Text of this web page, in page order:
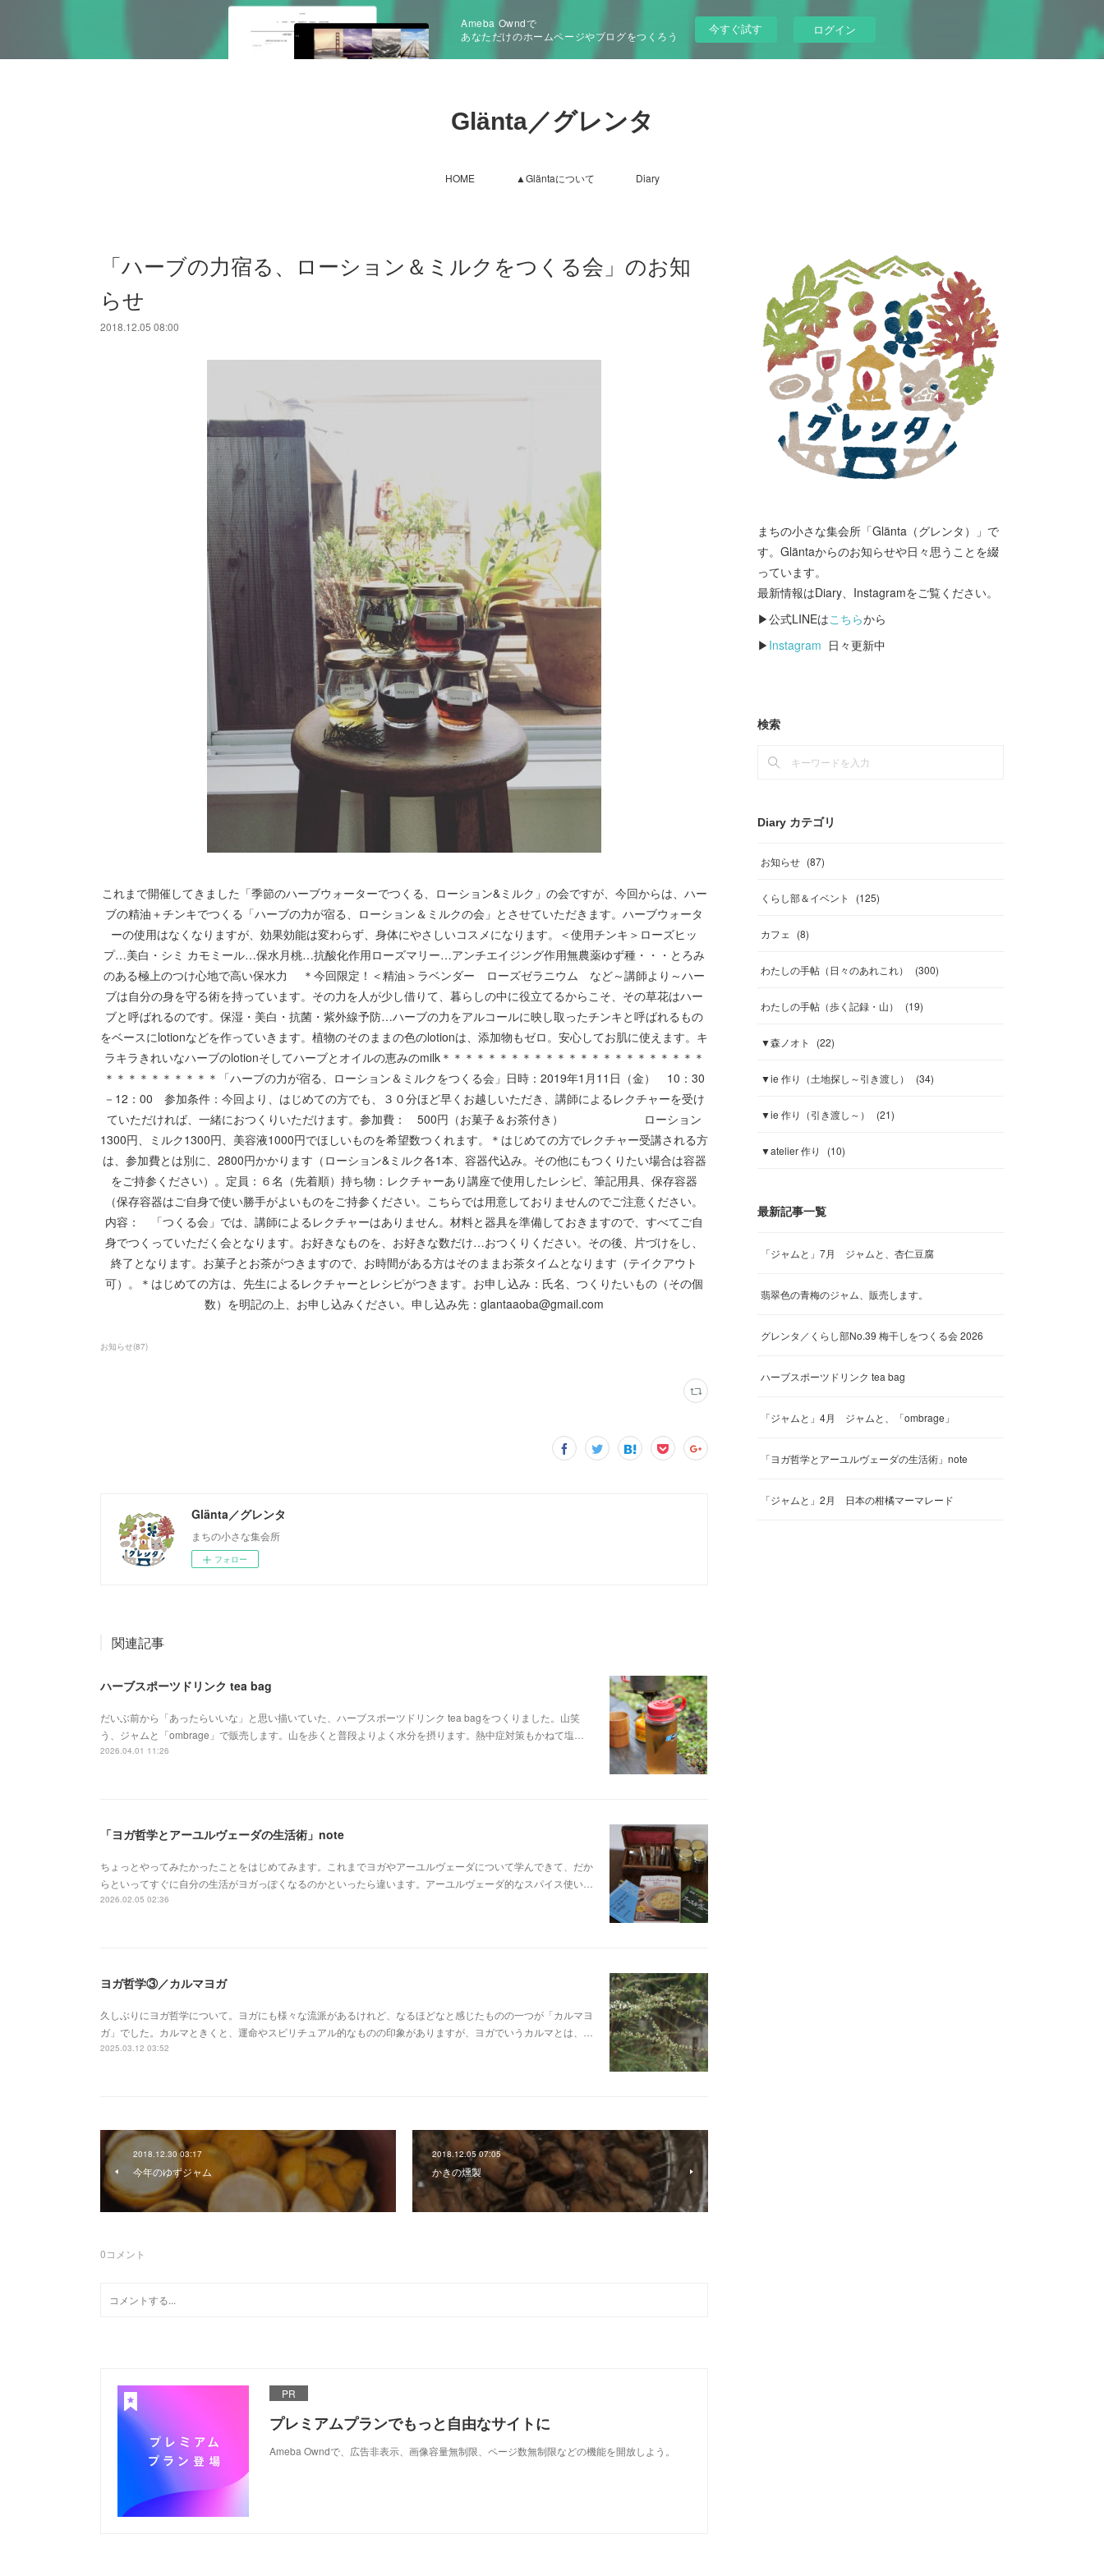
Ameba Owndで
あなただけのホームページやブログをつくろう
今すぐ試す ログイン
Glänta／グレンタ
HOME ▲Gläntaについて Diary
「ハーブの力宿る、ローション＆ミルクをつくる会」のお知
らせ
2018.12.05 08:00
これまで開催してきました「季節のハーブウォーターでつくる、ローション&ミルク」の会ですが、今回からは、ハー
ブの精油＋チンキでつくる「ハーブの力が宿る、ローション＆ミルクの会」とさせていただきます。ハーブウォータ
ーの使用はなくなりますが、効果効能は変わらず、身体にやさしいコスメになります。＜使用チンキ＞ローズヒッ
プ…美白・シミ カモミール…保水月桃…抗酸化作用ローズマリー…アンチエイジング作用無農薬ゆず種・・・とろみ
のある極上のつけ心地で高い保水力 ＊今回限定！＜精油＞ラベンダー ローズゼラニウム など～講師より～ハー
ブは自分の身を守る術を持っています。その力を人が少し借りて、暮らしの中に役立てるからこそ、その草花はハー
ブと呼ばれるのです。保湿・美白・抗菌・紫外線予防…ハーブの力をアルコールに映し取ったチンキと呼ばれるもの
をベースにlotionなどを作っていきます。植物のそのままの色のlotionは、添加物もゼロ。安心してお肌に使えます。キ
ラキラきれいなハーブのlotionそしてハーブとオイルの恵みのmilk＊＊＊＊＊＊＊＊＊＊＊＊＊＊＊＊＊＊＊＊＊＊＊
＊＊＊＊＊＊＊＊＊＊「ハーブの力が宿る、ローション＆ミルクをつくる会」日時：2019年1月11日（金） 10：30
－12：00 参加条件：今回より、はじめての方でも、３０分ほど早くお越しいただき、講師によるレクチャーを受け
ていただければ、一緒におつくりいただけます。参加費： 500円（お菓子＆お茶付き） ローション
1300円、ミルク1300円、美容液1000円でほしいものを希望数つくれます。＊はじめての方でレクチャー受講される方
は、参加費とは別に、2800円かかります（ローション&ミルク各1本、容器代込み。その他にもつくりたい場合は容器
をご持参ください）。定員：６名（先着順）持ち物：レクチャーあり講座で使用したレシピ、筆記用具、保存容器
（保存容器はご自身で使い勝手がよいものをご持参ください。こちらでは用意しておりませんのでご注意ください。
内容： 「つくる会」では、講師によるレクチャーはありません。材料と器具を準備しておきますので、すべてご自
身でつくっていただく会となります。お好きなものを、お好きな数だけ…おつくりください。その後、片づけをし、
終了となります。お菓子とお茶がつきますので、お時間がある方はそのままお茶タイムとなります（テイクアウト
可）。＊はじめての方は、先生によるレクチャーとレシピがつきます。お申し込み：氏名、つくりたいもの（その個
数）を明記の上、お申し込みください。申し込み先：glantaaoba@gmail.com
お知らせ(87)
Glänta／グレンタ
まちの小さな集会所
フォロー
関連記事
ハーブスポーツドリンク tea bag
だいぶ前から「あったらいいな」と思い描いていた、ハーブスポーツドリンク tea bagをつくりました。山笑
う、ジャムと「ombrage」で販売します。山を歩くと普段よりよく水分を摂ります。熱中症対策もかねて塩…
2026.04.01 11:26
「ヨガ哲学とアーユルヴェーダの生活術」note
ちょっとやってみたかったことをはじめてみます。これまでヨガやアーユルヴェーダについて学んできて、だか
らといってすぐに自分の生活がヨガっぽくなるのかといったら違います。アーユルヴェーダ的なスパイス使い…
2026.02.05 02:36
ヨガ哲学③／カルマヨガ
久しぶりにヨガ哲学について。ヨガにも様々な流派があるけれど、なるほどなと感じたものの一つが「カルマヨ
ガ」でした。カルマときくと、運命やスピリチュアル的なものの印象がありますが、ヨガでいうカルマとは、…
2025.03.12 03:52
2018.12.30 03:17
今年のゆずジャム
2018.12.05 07:05
かきの燻製
0コメント
PR
プレミアムプランでもっと自由なサイトに
Ameba Owndで、広告非表示、画像容量無制限、ページ数無制限などの機能を開放しよう。
まちの小さな集会所「Glänta（グレンタ）」で
す。Gläntaからのお知らせや日々思うことを綴
っています。
最新情報はDiary、Instagramをご覧ください。
▶公式LINEはこちらから
▶ Instagram 日々更新中
検索
Diary カテゴリ
お知らせ (87)
くらし部＆イベント (125)
カフェ (8)
わたしの手帖（日々のあれこれ） (300)
わたしの手帖（歩く記録・山） (19)
▼森ノオト (22)
▼ie 作り（土地探し～引き渡し） (34)
▼ie 作り（引き渡し～） (21)
▼atelier 作り (10)
最新記事一覧
「ジャムと」7月 ジャムと、杏仁豆腐
翡翠色の青梅のジャム、販売します。
グレンタ／くらし部No.39 梅干しをつくる会 2026
ハーブスポーツドリンク tea bag
「ジャムと」4月 ジャムと、「ombrage」
「ヨガ哲学とアーユルヴェーダの生活術」note
「ジャムと」2月 日本の柑橘マーマレード